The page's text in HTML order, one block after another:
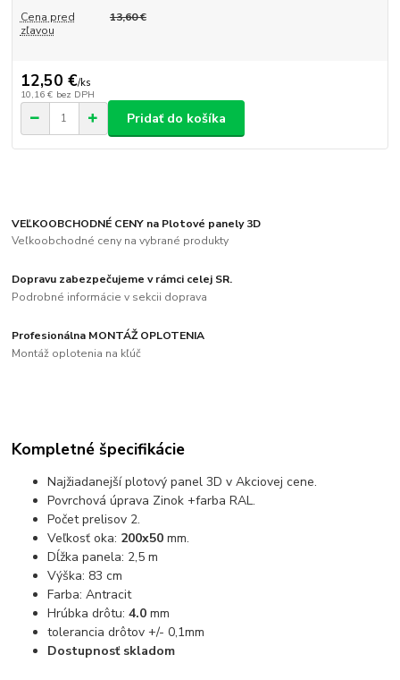
Cena pred
zľavou
13,60 €
12,50 €/ks
10,16 € bez DPH
Pridať do košíka
VEĽKOOBCHODNÉ CENY na Plotové panely 3D
Veľkoobchodné ceny na vybrané produkty
Dopravu zabezpečujeme v rámci celej SR.
Podrobné informácie v sekcii doprava
Profesionálna MONTÁŽ OPLOTENIA
Montáž oplotenia na kľúč
Kompletné špecifikácie
Najžiadanejší plotový panel 3D v Akciovej cene.
Povrchová úprava Zinok +farba RAL.
Počet prelisov 2.
Veľkosť oka: 200x50 mm.
Dĺžka panela: 2,5 m
Výška: 83 cm
Farba: Antracit
Hrúbka drôtu: 4.0mm
tolerancia drôtov +/- 0,1mm
Dostupnosť skladom